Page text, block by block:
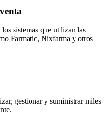
sistemas que utilizan las
Farmatic, Nixfarma y otros
gestionar y suministrar miles